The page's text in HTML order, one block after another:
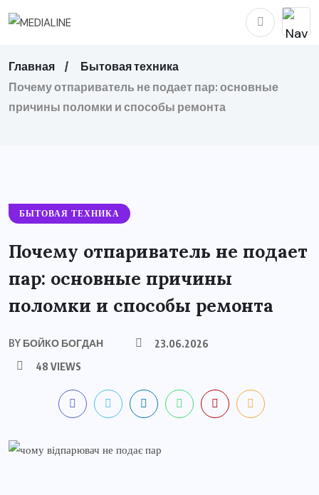
Главная
Бытовая техника
Почему отпариватель не подает пар: основные
причины поломки и способы ремонта
БЫТОВАЯ ТЕХНИКА
Почему отпариватель не подает
пар: основные причины
поломки и способы ремонта
BY БОЙКО БОГДАН
23.06.2026
48 VIEWS